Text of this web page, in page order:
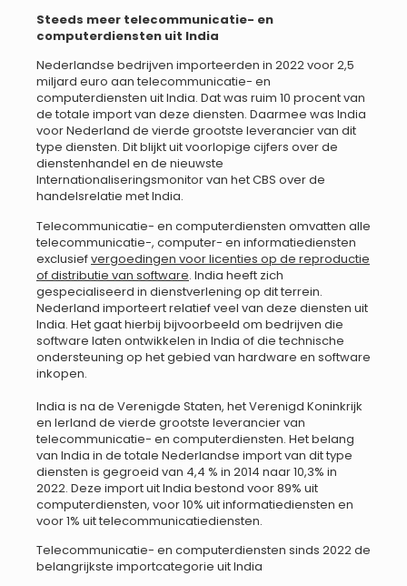
Steeds meer telecommunicatie- en
computerdiensten uit India
Nederlandse bedrijven importeerden in 2022 voor 2,5
miljard euro aan telecommunicatie- en
computerdiensten uit India. Dat was ruim 10 procent van
de totale import van deze diensten. Daarmee was India
voor Nederland de vierde grootste leverancier van dit
type diensten. Dit blijkt uit voorlopige cijfers over de
dienstenhandel en de nieuwste
Internationaliseringsmonitor van het CBS over de
handelsrelatie met India.
Telecommunicatie- en computerdiensten omvatten alle
telecommunicatie-, computer- en informatiediensten
exclusiefvergoedingen voor licenties op de reproductie
of distributie van software. India heeft zich
gespecialiseerd in dienstverlening op dit terrein.
Nederland importeert relatief veel van deze diensten uit
India. Het gaat hierbij bijvoorbeeld om bedrijven die
software laten ontwikkelen in India of die technische
ondersteuning op het gebied van hardware en software
inkopen.
India is na de Verenigde Staten, het Verenigd Koninkrijk
en Ierland de vierde grootste leverancier van
telecommunicatie- en computerdiensten. Het belang
van India in de totale Nederlandse import van dit type
diensten is gegroeid van 4,4 % in 2014 naar 10,3% in
2022. Deze import uit India bestond voor 89% uit
computerdiensten, voor 10% uit informatiediensten en
voor 1% uit telecommunicatiediensten.
Telecommunicatie- en computerdiensten sinds 2022 de
belangrijkste importcategorie uit India